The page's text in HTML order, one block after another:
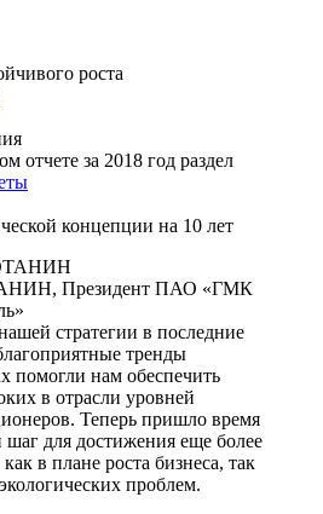
роста
отчете за 2018 год раздел
концепции на 10 лет
Президент ПАО «ГМК
стратегии в последние
тренды
помогли нам обеспечить
в отрасли уровней
Теперь пришло время
для достижения еще более
в плане роста бизнеса, так
проблем.